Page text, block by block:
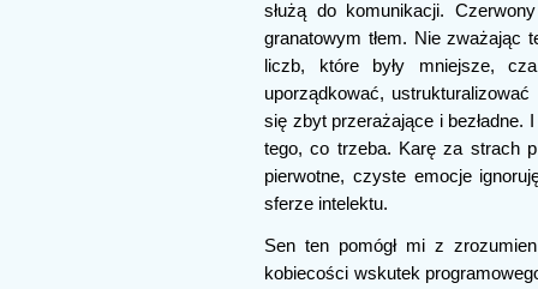
służą do komunikacji.
granatowym tłem. Nie zważając
liczb, które były mniejsze,
uporządkować,
się zbyt przerażające i bezładne.
tego, co trzeba. Karę za strach
pierwotne, czyste emocje
sferze intelektu.
Sen ten pomógł mi z
kobiecości wskutek